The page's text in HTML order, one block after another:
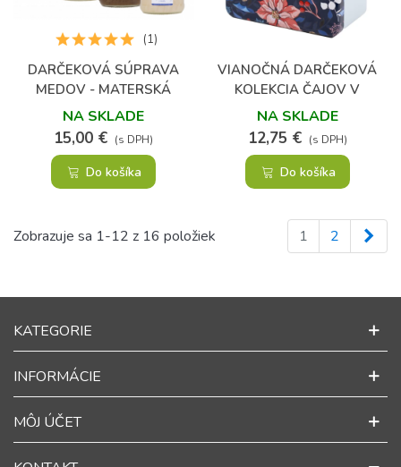
DARČEKOVÁ SÚPRAVA
MEDOV - MATERSKÁ
KAŠIČKA, GUARANA A
POHYB V MEDE
NA SKLADE
15,00 € (s DPH)
(1)
Do košíka
VIANOČNÁ DARČEKOVÁ
KOLEKCIA ČAJOV V
PLECHOVEJ KAZETE
NA SKLADE
12,75 € (s DPH)
Do košíka
Zobrazuje sa 1-12 z 16 položiek 1 2
KATEGORIE
INFORMÁCIE
MÔJ ÚČET